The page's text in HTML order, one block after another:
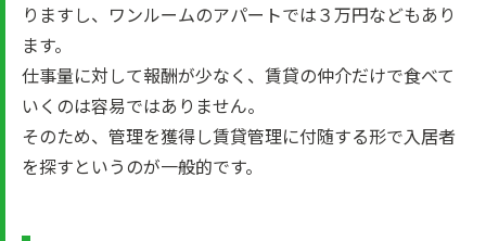
りますし、ワンルームのアパートでは３万円などもあり
ます。
仕事量に対して報酬が少なく、賃貸の仲介だけで食べて
いくのは容易ではありません。
そのため、管理を獲得し賃貸管理に付随する形で入居者
を探すというのが一般的です。